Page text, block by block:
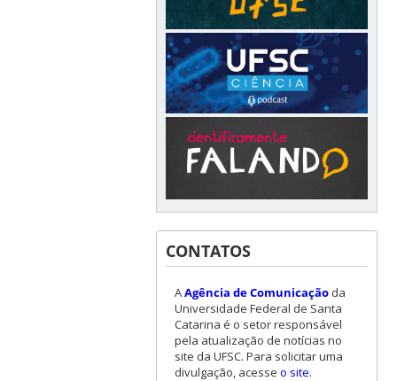
CONTATOS
AAgência de Comunicaçãoda
Universidade Federal de Santa
Catarina é o setor responsável
pela atualização de notícias no
site da UFSC. Para solicitar uma
divulgação, acesse o site.